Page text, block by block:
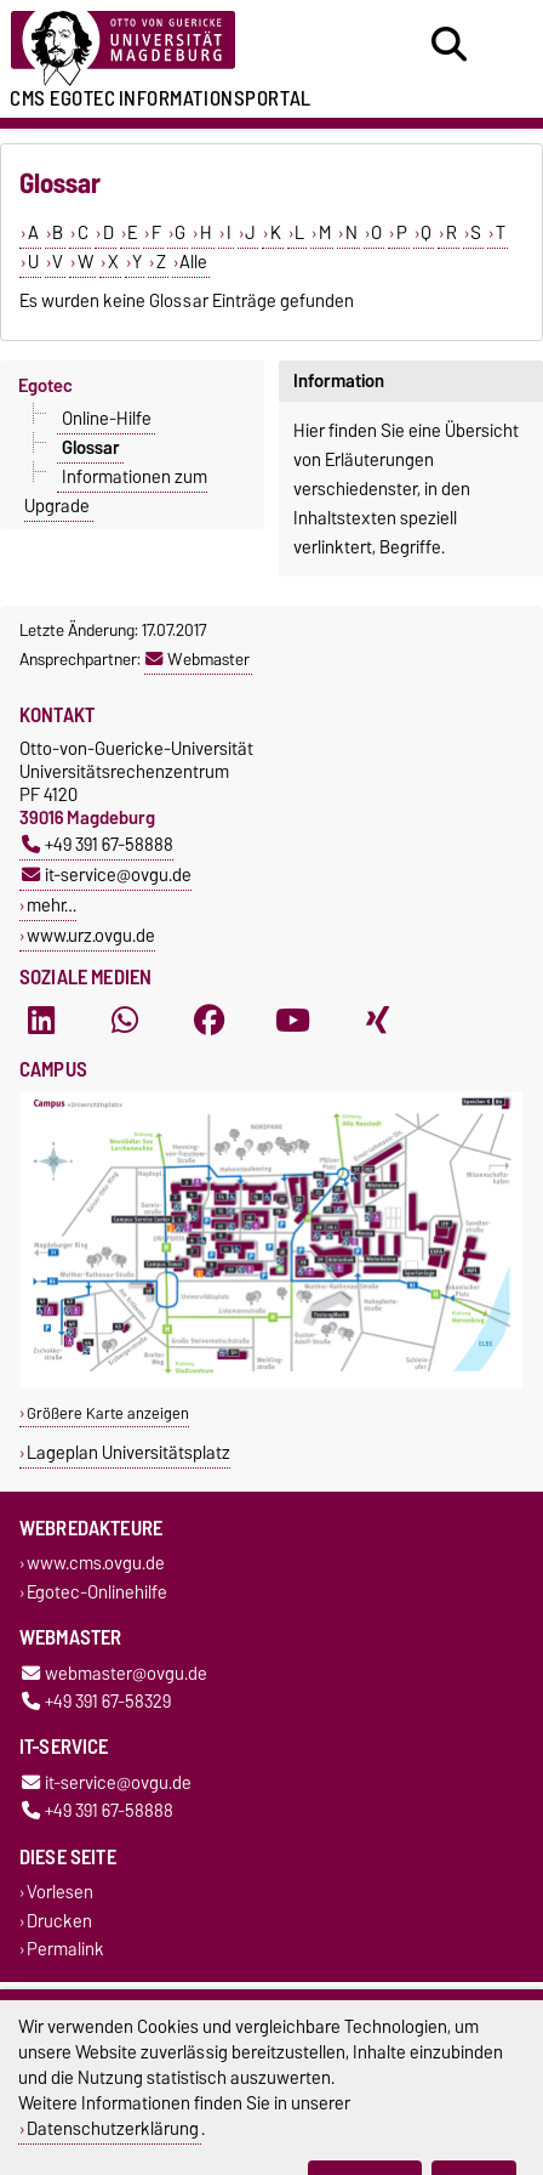
CMS EGOTECINFORMATIONSPORTAL
Glossar
A B C D E F G H I J K L M N O P Q R S T
U V W X Y Z Alle
Es wurden keine Glossar Einträge gefunden
Information
Hier finden Sie eine Übersicht
von Erläuterungen
verschiedenster, in den
Inhaltstexten speziell
verlinktert, Begriffe.
Egotec
Online-Hilfe
Glossar
Informationen zum
Upgrade
Letzte Änderung: 17.07.2017
Ansprechpartner:
Webmaster
SOZIALE MEDIEN
KONTAKT
Otto-von-Guericke-Universität
Universitätsrechenzentrum
PF 4120
39016 Magdeburg
+49 391 67-58888
it-service@ovgu.de
mehr…
www.urz.ovgu.de
CAMPUS
Größere Karte anzeigen
Lageplan Universitätsplatz
WEBREDAKTEURE
www.cms.ovgu.de
Egotec-Onlinehilfe
WEBMASTER
webmaster@ovgu.de
+49 391 67-58329
IT-SERVICE
it-service@ovgu.de
+49 391 67-58888
DIESE SEITE
Vorlesen
Drucken
Permalink
Impressum
Datenschutz
Barrierefreiheit
Cookie-Einstellungen
Wir verwenden Cookies und vergleichbare Technologien, um
unsere Website zuverlässig bereitzustellen, Inhalte einzubinden
und die Nutzung statistisch auszuwerten.
Weitere Informationen finden Sie in unserer
Datenschutzerklärung.